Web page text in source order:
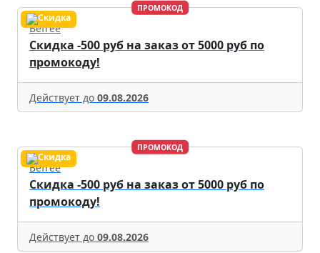
ПРОМОКОД
Befree
Скидка -500 руб на заказ от 5000 руб по
промокоду!
Действует до 09.08.2026
ПРОМОКОД
Befree
Скидка -500 руб на заказ от 5000 руб по
промокоду!
Действует до 09.08.2026